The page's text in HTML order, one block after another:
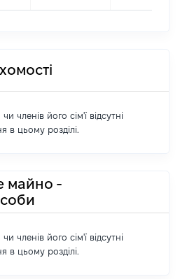
членів його сім'ї відсутні
в цьому розділі.
майно -
членів його сім'ї відсутні
в цьому розділі.